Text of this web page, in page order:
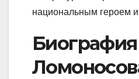
национальным героем и